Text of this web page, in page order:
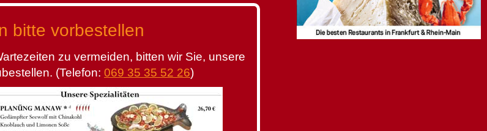
bitte vorbestellen
zu vermeiden, bitten wir Sie, unsere
(Telefon: 069 35 35 52 26)